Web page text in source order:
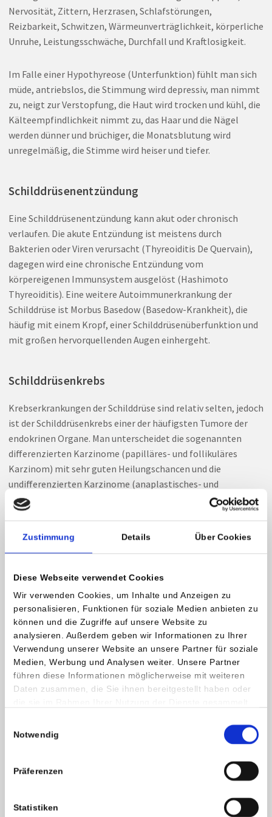
Zustimmung Details Über Cookies
Diese Webseite verwendet Cookies
Wir verwenden Cookies, um Inhalte und Anzeigen zu
personalisieren, Funktionen für soziale Medien anbieten zu
können und die Zugriffe auf unsere Website zu
analysieren. Außerdem geben wir Informationen zu Ihrer
Verwendung unserer Website an unsere Partner für soziale
Medien, Werbung und Analysen weiter. Unsere Partner
führen diese Informationen möglicherweise mit weiteren
Daten zusammen, die Sie ihnen bereitgestellt haben oder
Notwendig
Präferenzen
Statistiken
Nervosität, Zittern, Herzrasen, Schlafstörungen,
Reizbarkeit, Schwitzen, Wärmeunverträglichkeit, körperliche
Unruhe, Leistungsschwäche, Durchfall und Kraftlosigkeit.
Im Falle einer Hypothyreose (Unterfunktion) fühlt man sich
müde, antriebslos, die Stimmung wird depressiv, man nimmt
zu, neigt zur Verstopfung, die Haut wird trocken und kühl, die
Kälteempfindlichkeit nimmt zu, das Haar und die Nägel
werden dünner und brüchiger, die Monatsblutung wird
unregelmäßig, die Stimme wird heiser und tiefer.
Schilddrüsenentzündung
Eine Schilddrüsenentzündung kann akut oder chronisch
verlaufen. Die akute Entzündung ist meistens durch
Bakterien oder Viren verursacht (Thyreoiditis De Quervain),
dagegen wird eine chronische Entzündung vom
körpereigenen Immunsystem ausgelöst (Hashimoto
Thyreoiditis). Eine weitere Autoimmunerkrankung der
Schilddrüse ist Morbus Basedow (Basedow-Krankheit), die
häufig mit einem Kropf, einer Schilddrüsenüberfunktion und
mit großen hervorquellenden Augen einhergeht.
Schilddrüsenkrebs
Krebserkrankungen der Schilddrüse sind relativ selten, jedoch
ist der Schilddrüsenkrebs einer der häufigsten Tumore der
endokrinen Organe. Man unterscheidet die sogenannten
differenzierten Karzinome (papilläres- und follikuläres
Karzinom) mit sehr guten Heilungschancen und die
undifferenzierten Karzinome (anaplastisches- und
medulläres Karzinom) mit etwas schlechterer Prognose.
Selbstverständlich muss in solchen Fällen die Schilddrüse
den Krebszellen befallen sein können, mit entfernt werden.
In manchen Fällen ist im Anschluss an die Operation eine
medikamentöse Therapie notwendig (Radioiodtherapie).